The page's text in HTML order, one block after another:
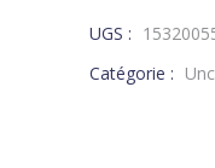
UGS :
Catégorie :